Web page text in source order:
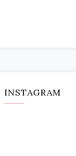
INSTAGRAM